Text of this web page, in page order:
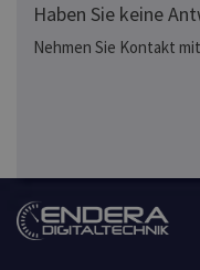
Haben Sie keine
Nehmen Sie Kontakt